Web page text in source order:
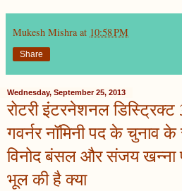
Mukesh Mishra at 10:58 PM
Share
Wednesday, September 25, 2013
रोटरी इंटरनेशनल
गवर्नर नॉमिनी पद के चुनाव के
विनोद बंसल और संजय खन्ना
भूल की है क्या